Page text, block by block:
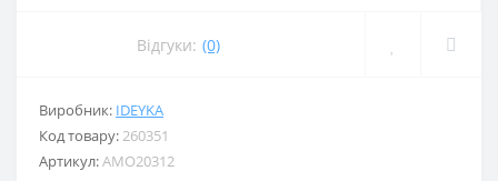
Відгуки: (0)
Виробник: IDEYKA
Код товару:260351
Артикул:AMO20312